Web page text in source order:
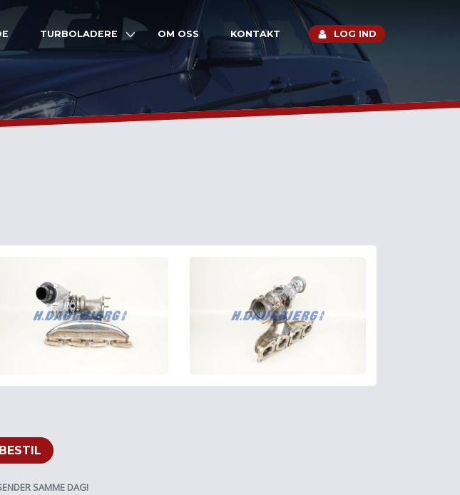
TURBOLADERE OM OSS KONTAKT LOG IND
SAMME DAG!